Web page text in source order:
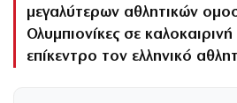
μεγαλύτερων αθλητικών
Ολυμπιονίκες σε
επίκεντρο τον ελληνικό